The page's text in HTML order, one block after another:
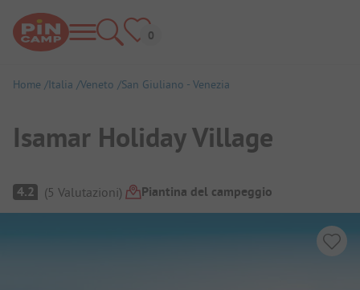
Home Italia Veneto San Giuliano - Venezia
Isamar Holiday Village
Panoramica del campeggio
4.2 (5 Valutazioni) Piantina del campeggio